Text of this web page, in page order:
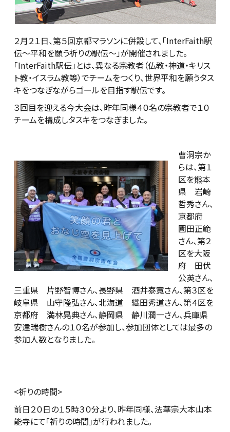
２月２１日、第５回京都マラソンに併設して、「InterFaith駅
伝～平和を願う祈りの駅伝～」が開催されました。
「InterFaith駅伝」とは、異なる宗教者（仏教・神道・キリス
ト教・イスラム教等）でチームをつくり、世界平和を願うタス
キをつなぎながらゴールを目指す駅伝です。
３回目を迎える今大会は、昨年同様４０名の宗教者で１０
チームを構成しタスキをつなぎました。
曹洞宗か
らは、第１
区を熊本
県 岩崎
哲秀さん、
京都府
園田正範
さん、第２
区を大阪
府 田伏
公英さん、
三重県 片野智博さん、長野県 酒井泰寛さん、第３区を
岐阜県 山守隆弘さん、北海道 織田秀道さん、第４区を
京都府 満林晃典さん、静岡県 静川潤一さん、兵庫県
安達瑞樹さんの１０名が参加し、参加団体としては最多の
参加人数となりました。
<祈りの時間>
前日２０日の１５時３０分より、昨年同様、法華宗大本山本
能寺にて「祈りの時間」が行われました。